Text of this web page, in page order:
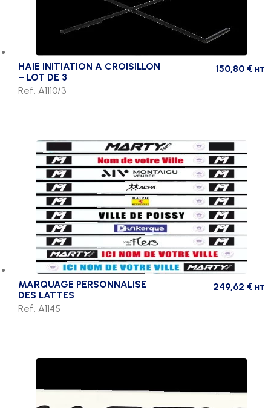
HAIE INITIATION A CROISILLON
– LOT DE 3
150,80 € HT
Ref. A1110/3
MARQUAGE PERSONNALISE
DES LATTES
249,62 € HT
Ref. A1145